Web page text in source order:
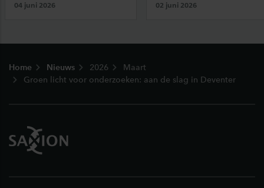
04 juni 2026 02 juni 2026
Home Nieuws 2026
Maart
Groen licht voor onderzoeken: aan de slag in Deventer